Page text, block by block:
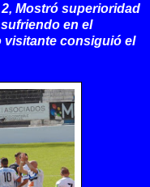
Mostró superioridad
en el
visitante consiguió el